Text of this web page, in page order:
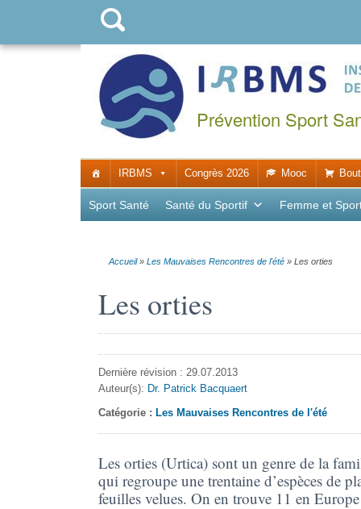
Prévention Sport
IRBMS Congrès 2026 Mooc
Sport Santé Santé du Sportif Femme et
Accueil» Les Mauvaises Rencontres de l'été» Les orties
Les orties
Dernière révision : 29.07.2013
Auteur(s): Dr. Patrick Bacquaert
Catégorie : Les Mauvaises Rencontres de l'été
Les orties (Urtica) sont un genre de la
qui regroupe une trentaine d’espèces de
feuilles velues. On en trouve 11 en